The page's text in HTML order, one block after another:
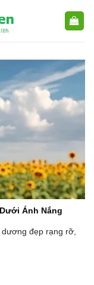
Ánh Nắng
đẹp rạng rỡ,